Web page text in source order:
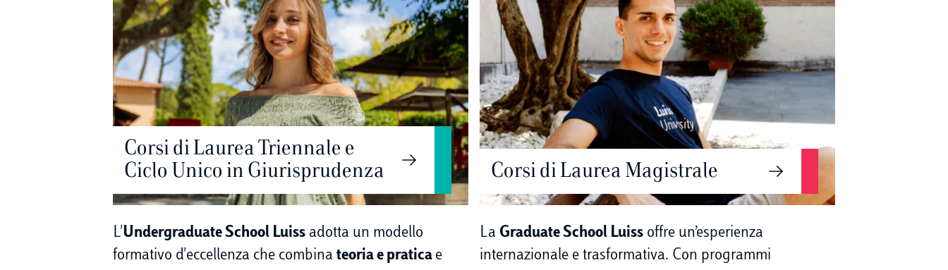
Corsi di Laurea Triennale e
Ciclo Unico in Giurisprudenza
L'Undergraduate School Luiss adotta un modello
formativo d'eccellenza che combina teoria e pratica e
Corsi di Laurea Magistrale
La Graduate School Luiss offre un’esperienza
internazionale e trasformativa. Con programmi